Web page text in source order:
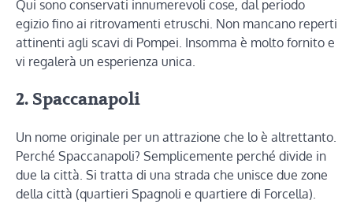
Qui sono conservati innumerevoli cose, dal periodo
egizio fino ai ritrovamenti etruschi. Non mancano reperti
attinenti agli scavi di Pompei. Insomma è molto fornito e
vi regalerà un esperienza unica.
2. Spaccanapoli
Un nome originale per un attrazione che lo è altrettanto.
Perché Spaccanapoli? Semplicemente perché divide in
due la città. Si tratta di una strada che unisce due zone
della città (quartieri Spagnoli e quartiere di Forcella).